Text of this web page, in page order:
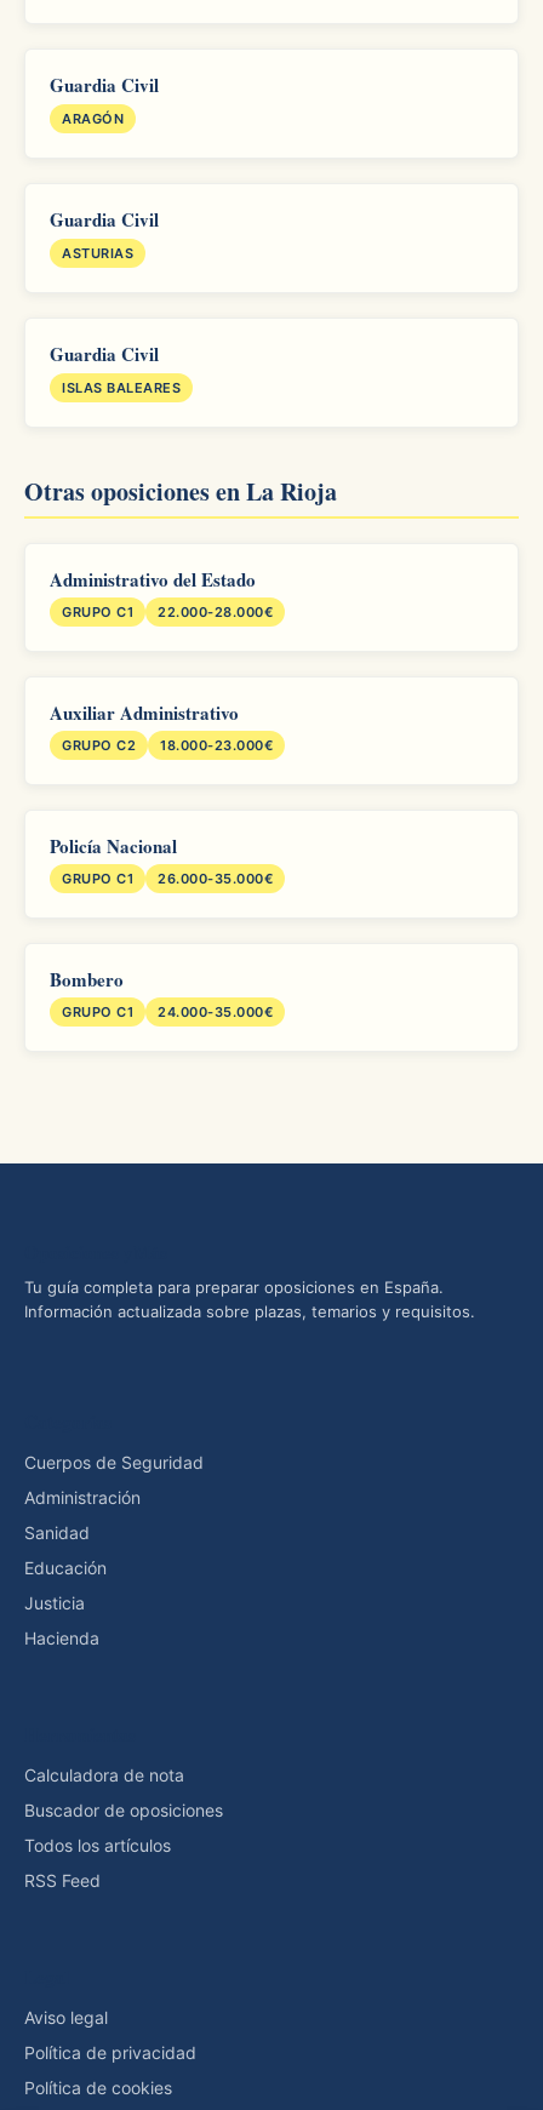
Guardia Civil
ARAGÓN
Guardia Civil
ASTURIAS
Guardia Civil
ISLAS BALEARES
Otras oposiciones en La Rioja
Administrativo del Estado
GRUPO C1 22.000-28.000€
Auxiliar Administrativo
GRUPO C2 18.000-23.000€
Policía Nacional
GRUPO C1 26.000-35.000€
Bombero
GRUPO C1 24.000-35.000€
Tu guía completa para preparar oposiciones en España.
Información actualizada sobre plazas, temarios y requisitos.
Cuerpos de Seguridad
Administración
Sanidad
Educación
Justicia
Hacienda
Calculadora de nota
Buscador de oposiciones
Todos los artículos
RSS Feed
Aviso legal
Política de privacidad
Política de cookies